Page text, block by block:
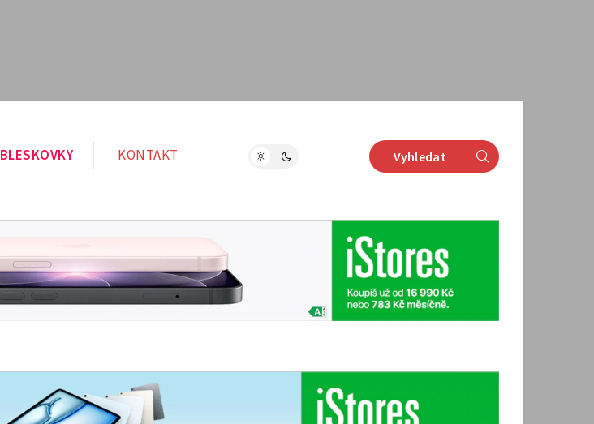
BLESKOVKY KONTAKT Vyhledat